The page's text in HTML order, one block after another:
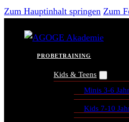
Zum Hauptinhalt springen Zum
PROBETRAINING
Kids & Teens
Minis 3-6
Kids 7-10